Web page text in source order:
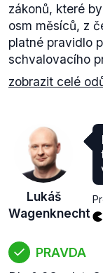
zákonů, které
osm měsíců, z
platné pravidlo
schvalovacího
zobrazit celé
Lukáš
Wagenknecht
PRAVDA